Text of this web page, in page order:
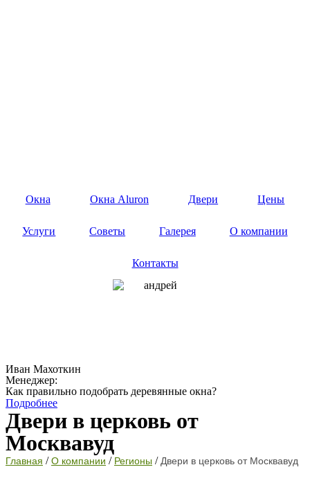
Окна Окна Aluron Двери Цены
Услуги Советы Галерея О компании
Контакты
Иван Махоткин
Менеджер:
Как правильно подобрать деревянные окна?
Подробнее
Двери в церковь от
Москвавуд
Главная / О компании / Регионы /Двери в церковь от Москвавуд